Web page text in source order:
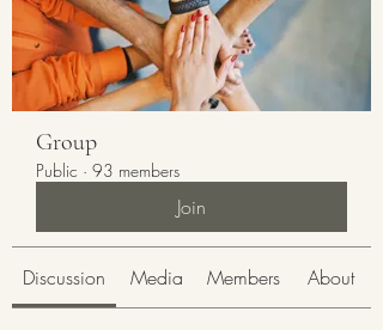
Group
Public · 93 members
Join
Discussion Media Members About